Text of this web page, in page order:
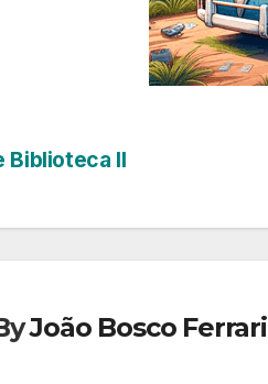
Biblioteca II
João Bosco Ferrari